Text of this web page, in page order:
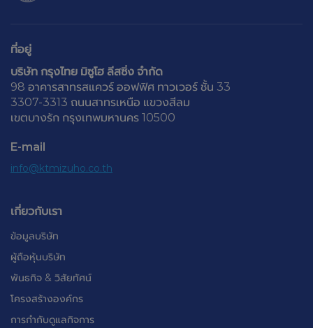
ที่อยู่
บริษัท กรุงไทย มิซูโฮ ลีสซิ่ง จำกัด
​98 อาคารสาทรสแควร์ ออฟฟิศ ทาวเวอร์ ชั้น 33
3307-3313 ถนนสาทรเหนือ แขวงสีลม
เขตบางรัก กรุงเทพมหานคร 10500
E-mail
info@ktmizuho.co.th
เกี่ยวกับเรา
ข้อมูลบริษัท
ผู้ถือหุ้นบริษัท
พันธกิจ & วิสัยทัศน์
โครงสร้างองค์กร
การกำกับดูแลกิจการ